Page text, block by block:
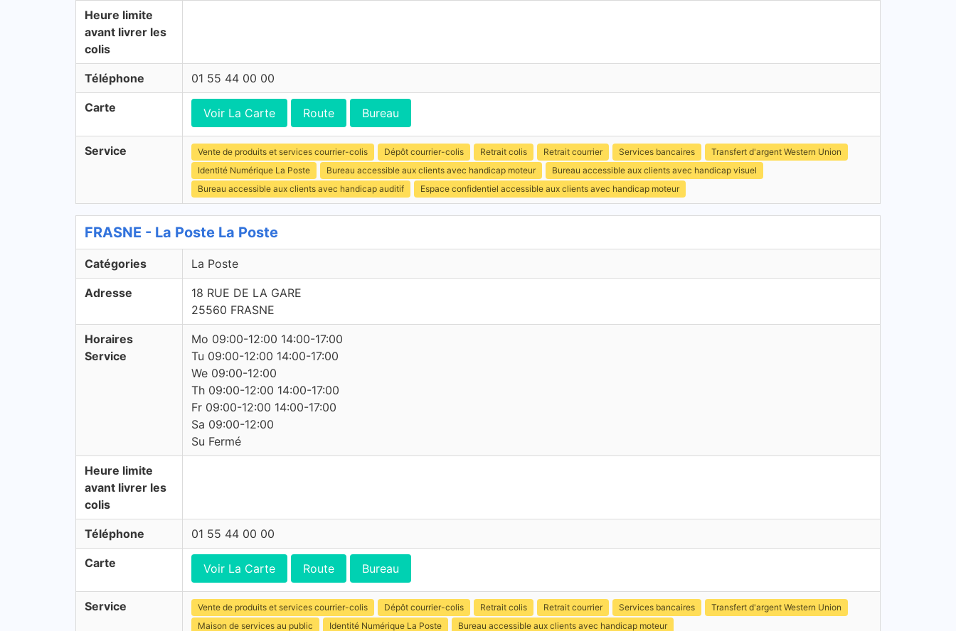
Heure limite
avant livrer les
colis
Téléphone 01 55 44 00 00
Carte Voir La Carte Route Bureau
Service Vente de produits et services courrier-colis Dépôt courrier-colis Retrait colis Retrait courrier Services bancaires
Transfert d'argent Western Union
Identité Numérique La Poste
Bureau accessible aux clients avec handicap moteur
Bureau accessible aux clients avec handicap visuel
Bureau accessible aux clients avec handicap auditif
Espace confidentiel accessible aux clients avec handicap moteur
FRASNE - La Poste La Poste
Catégories La Poste
Adresse
18 RUE DE LA GARE
25560 FRASNE
Horaires
Service
Mo 09:00-12:00 14:00-17:00
Tu 09:00-12:00 14:00-17:00
We 09:00-12:00
Th 09:00-12:00 14:00-17:00
Fr 09:00-12:00 14:00-17:00
Sa 09:00-12:00
Su Fermé
Heure limite
avant livrer les
colis
Téléphone 01 55 44 00 00
Carte Voir La Carte Route Bureau
Service Vente de produits et services courrier-colis Dépôt courrier-colis Retrait colis Retrait courrier Services bancaires
Transfert d'argent Western Union
Maison de services au public
Identité Numérique La Poste Bureau accessible aux clients avec handicap moteur